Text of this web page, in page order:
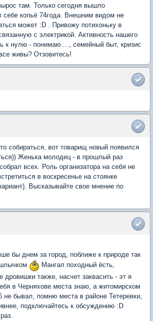
там. Только сегодня вышло
себе копьё 74года. Внешним видом не
может :D . Привожу потихоньку в
с электрикой. Активность нашего
к нулю - понимаю...., семейный быт, кризис
живы? Отзовитесь!
собираться, вот товарищ новый появился
Женька молодец - в прошлый раз
всех. Роль организатора на себя не
в воскресенье на стоянке
Высказывайте свое мнение по
бы днем за город, поближе к природе так
Мангал походный ёсть,
дровишки также, насчет заквасить - эт я
в Черняхове места знаю, а житомирском
не бывал, помню места в районе Тетеревки,
подключайтесь к обсуждению :D